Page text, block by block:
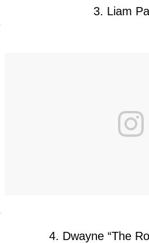
3. Liam
4. Dwayne “The